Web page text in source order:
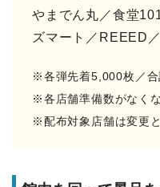
やまでん丸／食堂
ズマート／REEED
※各弾先着5,000枚／
※各店舗準備数がなく
※配布対象店舗は変更